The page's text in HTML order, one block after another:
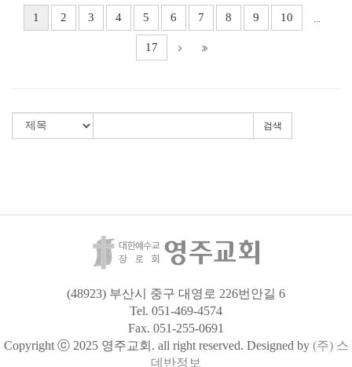
1 2 3 4 5 6 7 8 9 10 ...
17
검색
(48923) 부산시 중구 대영로 226번안길 6
Tel. 051-469-4574
Fax. 051-255-0691
Copyright ⓒ 2025 영주교회. all right reserved. Designed by (주) 스
데반정보